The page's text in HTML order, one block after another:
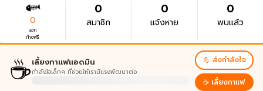
0
แจก
ก้างฟรี
0
สมาชิก
0
แจ้งหาย
0
พบแล้ว
☕เลี้ยงกาแฟแอดมิน
กำลังใจเล็กๆ ที่ช่วยให้เรามีแรงพัฒนาต่อ
💪 ส่งกำลังใจ
☕ เลี้ยงกาแฟ